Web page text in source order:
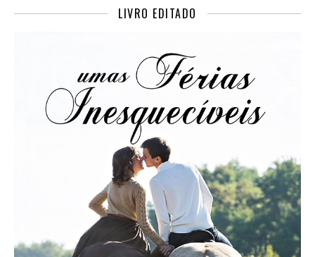
LIVRO EDITADO